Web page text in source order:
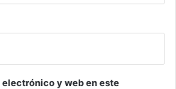
y web en este